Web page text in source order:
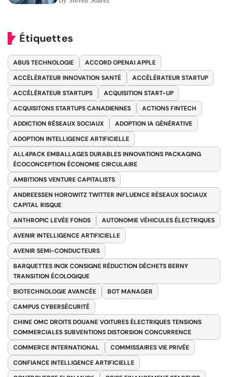
Étiquettes
ABUS TECHNOLOGIE
ACCORD OPENAI APPLE
ACCÉLÉRATEUR INNOVATION SANTÉ
ACCÉLÉRATEUR STARTUP
ACCÉLÉRATEUR STARTUPS
ACQUISITION START-UP
ACQUISITONS STARTUPS CANADIENNES
ACTIONS FINTECH
ADDICTION RÉSEAUX SOCIAUX
ADOPTION IA GÉNÉRATIVE
ADOPTION INTELLIGENCE ARTIFICIELLE
ALL4PACK EMBALLAGES DURABLES INNOVATIONS PACKAGING
ÉCOCONCEPTION ÉCONOMIE CIRCULAIRE
AMBITIONS VENTURE CAPITALISTS
ANDREESSEN HOROWITZ TWITTER INFLUENCE RÉSEAUX SOCIAUX
CAPITAL RISQUE
ANTHROPIC LEVÉE FONDS
AUTONOMIE VÉHICULES ÉLECTRIQUES
AVENIR INTELLIGENCE ARTIFICIELLE
AVENIR SEMI-CONDUCTEURS
BARQUETTES INOX CONSIGNE RÉDUCTION DÉCHETS BERNY
TRANSITION ÉCOLOGIQUE
BIOTECHNOLOGIE AVANCÉE
BOT MANAGER
CAMPUS CYBERSÉCURITÉ
CHINE OMC DROITS DOUANE VOITURES ÉLECTRIQUES TENSIONS
COMMERCIALES SUBVENTIONS DISTORSION CONCURRENCE
COMMERCE INTERNATIONAL
COMMISSAIRES VIE PRIVÉE
CONFIANCE INTELLIGENCE ARTIFICIELLE